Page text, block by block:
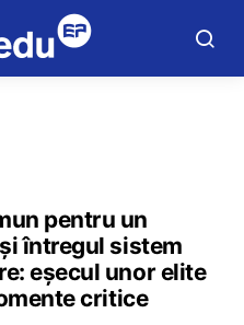
pentru un
întregul sistem
eșecul unor elite
critice